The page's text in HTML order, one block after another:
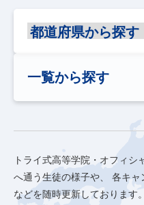
一覧から探す
トライ式高等学院・オフィ
へ通う生徒の様子や、
各キャ
などを随時更新しております。